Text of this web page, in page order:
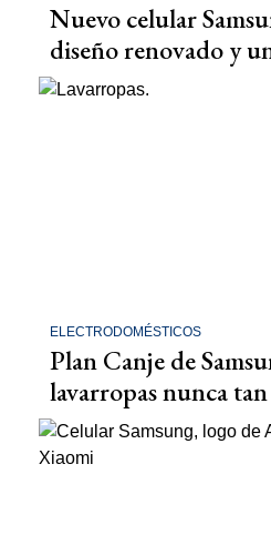
Nuevo celular
diseño renovado y
ELECTRODOMÉSTICOS
Plan Canje de
lavarropas nunca